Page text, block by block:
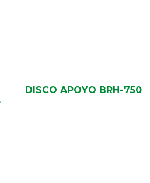
DISCO APOYO BRH-750